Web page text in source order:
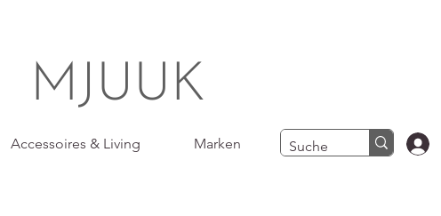
MJUUK
Accessoires & Living Marken